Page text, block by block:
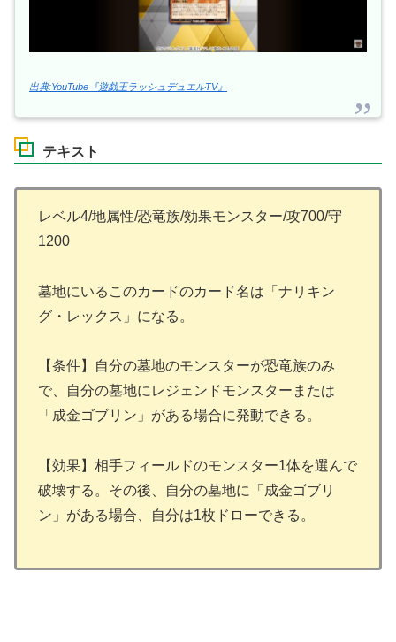
出典:YouTube『遊戯王ラッシュデュエルTV』
テキスト
レベル4/地属性/恐竜族/効果モンスター/攻700/守
1200
墓地にいるこのカードのカード名は「ナリキン
グ・レックス」になる。
【条件】自分の墓地のモンスターが恐竜族のみ
で、自分の墓地にレジェンドモンスターまたは
「成金ゴブリン」がある場合に発動できる。
【効果】相手フィールドのモンスター1体を選んで
破壊する。その後、自分の墓地に「成金ゴブリ
ン」がある場合、自分は1枚ドローできる。